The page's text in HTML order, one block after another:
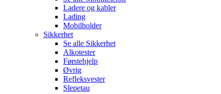
Ladere og kabler
Lading
Mobilholder
Sikkerhet
Se alle Sikkerhet
Alkotester
Førstehjelp
Øvrig
Refleksvester
Slepetau